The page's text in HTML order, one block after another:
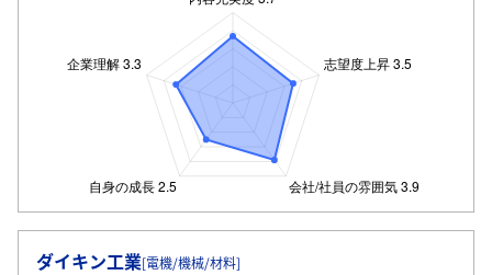
ダイキン工業[電機/機械/材料]